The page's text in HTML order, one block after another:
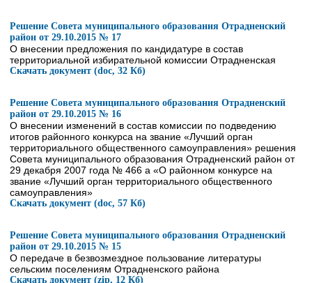
Решение Совета муниципального образования Отрадненский
район от 29.10.2015 № 17
О внесении предложения по кандидатуре в состав
территориальной избирательной комиссии Отрадненская
Скачать документ (doc, 32 Кб)
Решение Совета муниципального образования Отрадненский
район от 29.10.2015 № 16
О внесении изменений в состав комиссии по подведению
итогов районного конкурса на звание «Лучший орган
территориального общественного самоуправления» решения
Совета муниципального образования Отрадненский район от
29 декабря 2007 года № 466 а «О районном конкурсе на
звание «Лучший орган территориального общественного
самоуправления»
Скачать документ (doc, 57 Кб)
Решение Совета муниципального образования Отрадненский
район от 29.10.2015 № 15
О передаче в безвозмездное пользование литературы
сельским поселениям Отрадненского района
Скачать документ (zip, 12 Кб)